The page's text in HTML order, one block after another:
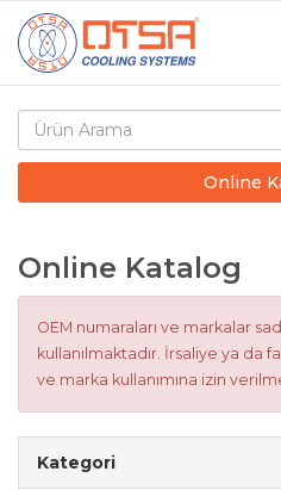
Online
Online Katalog
OEM numaraları ve markalar
kullanılmaktadır. İrsaliye ya da
ve marka kullanımına izin
Kategori